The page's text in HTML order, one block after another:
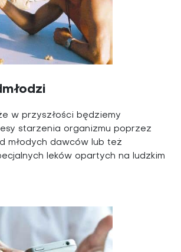
w przyszłości będziemy
starzenia organizmu poprzez
młodych dawców lub też
leków opartych na ludzkim